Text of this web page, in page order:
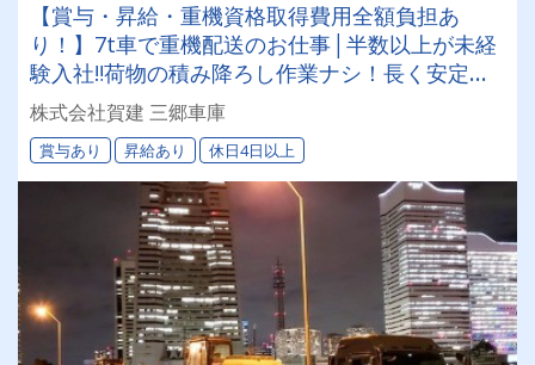
【賞与・昇給・重機資格取得費用全額負担あ
り！】7t車で重機配送のお仕事│半数以上が未経
験入社‼荷物の積み降ろし作業ナシ！長く安定し
て働ける環境です！＊夜勤・休日出勤は希望者の
み！女性ドライバー“2名”活躍中◎
株式会社賀建 三郷車庫
賞与あり 昇給あり 休日4日以上